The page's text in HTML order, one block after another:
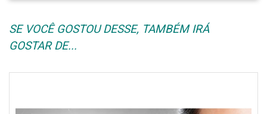
SE VOCÊ GOSTOU DESSE, TAMBÉM IRÁ
GOSTAR DE...